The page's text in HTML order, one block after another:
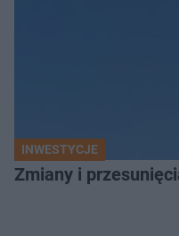
INWESTYCJE
Zmiany i